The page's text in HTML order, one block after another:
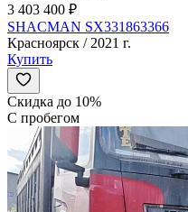
3 403 400 ₽
SHACMAN SX331863366
Красноярск / 2021 г.
Купить
Скидка до 10%
С пробегом